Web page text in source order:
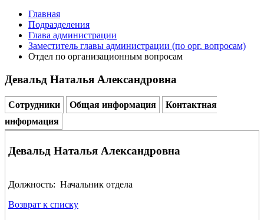
Главная
Подразделения
Глава администрации
Заместитель главы администрации (по орг. вопросам)
Отдел по организационным вопросам
Девальд Наталья Александровна
Сотрудники Общая информация
Контактная
информация
Девальд Наталья Александровна
Должность: Начальник отдела
Возврат к списку